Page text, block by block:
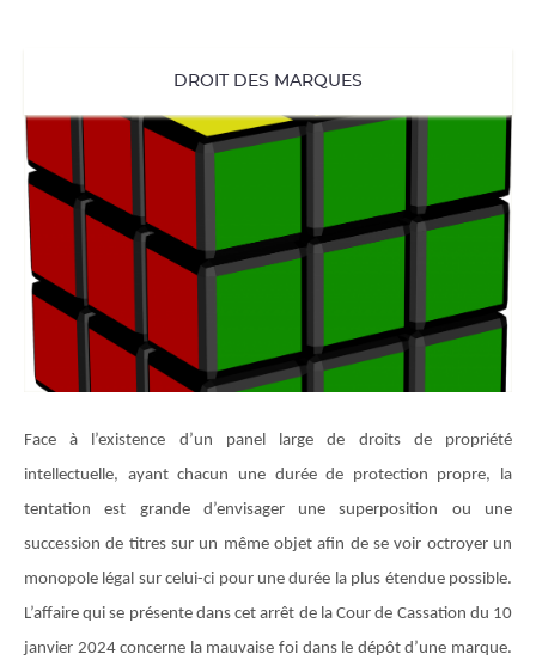
DROIT DES MARQUES
Face à l’existence d’un panel large de droits de propriété
intellectuelle, ayant chacun une durée de protection propre, la
tentation est grande d’envisager une superposition ou une
succession de titres sur un même objet afin de se voir octroyer un
monopole légal sur celui-ci pour une durée la plus étendue possible.
L’affaire qui se présente dans cet arrêt de la Cour de Cassation du 10
janvier 2024 concerne la mauvaise foi dans le dépôt d’une marque.